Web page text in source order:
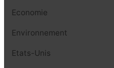
Economie
Environnement
Etats-Unis